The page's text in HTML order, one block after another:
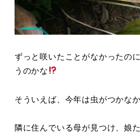
ずっと咲いたことがなかったの
うのかな
そういえば、今年は虫がつかな
隣に住んでいる母が見つけ、娘た